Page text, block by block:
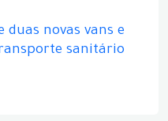
duas novas vans e
sanitário